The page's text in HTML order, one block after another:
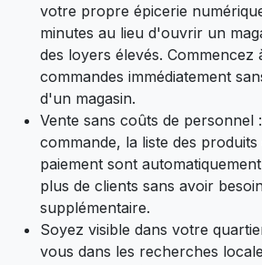
votre propre épicerie
minutes au lieu d'ouvrir un
des loyers élevés. Commencez
commandes immédiatement
d'un magasin.
Vente sans coûts de personnel
commande, la liste des
paiement sont
plus de clients sans avoir
supplémentaire.
Soyez visible dans votre
vous dans les recherches